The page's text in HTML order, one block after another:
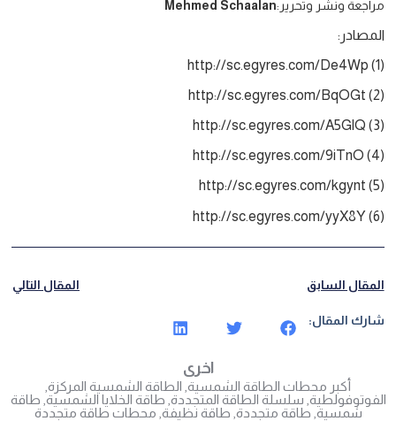
مراجعة ونشر وتحرير:Mehmed Schaalan
المصادر:
(1) http://sc.egyres.com/De4Wp
(2) http://sc.egyres.com/BqOGt
(3) http://sc.egyres.com/A5GlQ
(4) http://sc.egyres.com/9iTnO
(5) http://sc.egyres.com/kgynt
(6) http://sc.egyres.com/yyX8Y
المقال السابق المقال التالي
شارك المقال:
اخرى
أكبر محطات الطاقة الشمسية الطاقة الشمسية المركزة
الفوتوفولطية سلسلة الطاقة المتجددة طاقة الخلايا الشمسية طاقة
شمسية طاقة متجددة طاقة نظيفة محطات طاقة متجددة